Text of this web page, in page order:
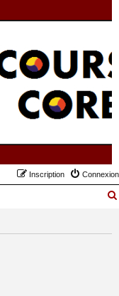
Connexion
Inscription